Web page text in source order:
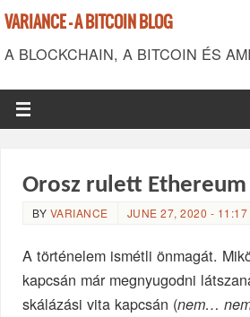
VARIANCE - A BITCOIN BLOG
A BLOCKCHAIN, A BITCOIN ÉS
Orosz rulett
BY VARIANCE JUNE 27, 2020 - 11:17
A történelem ismétli önmagát.
kapcsán már megnyugodni
skálázási vita kapcsán (nem…